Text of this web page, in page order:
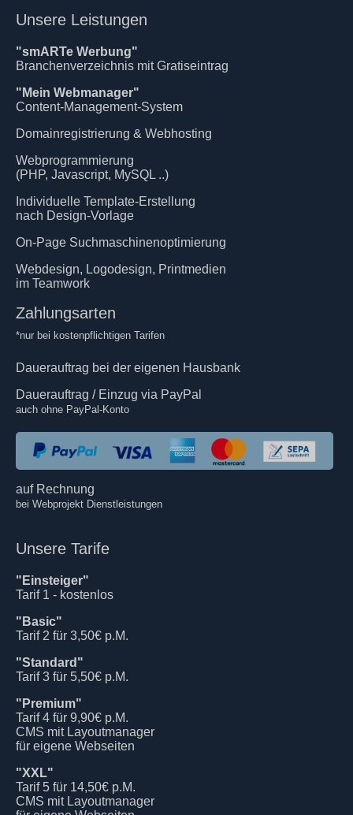
Unsere Leistungen
"smARTe Werbung"
Branchenverzeichnis mit Gratiseintrag
"Mein Webmanager"
Content-Management-System
Domainregistrierung & Webhosting
Webprogrammierung
(PHP, Javascript, MySQL ..)
Individuelle Template-Erstellung
nach Design-Vorlage
On-Page Suchmaschinenoptimierung
Webdesign, Logodesign, Printmedien
im Teamwork
Zahlungsarten
*nur bei kostenpflichtigen Tarifen
Dauerauftrag bei der eigenen Hausbank
Dauerauftrag / Einzug via PayPal
auch ohne PayPal-Konto
auf Rechnung
bei Webprojekt Dienstleistungen
Unsere Tarife
"Einsteiger"
Tarif 1 - kostenlos
"Basic"
Tarif 2 für 3,50€ p.M.
"Standard"
Tarif 3 für 5,50€ p.M.
"Premium"
Tarif 4 für 9,90€ p.M.
CMS mit Layoutmanager
für eigene Webseiten
"XXL"
Tarif 5 für 14,50€ p.M.
CMS mit Layoutmanager